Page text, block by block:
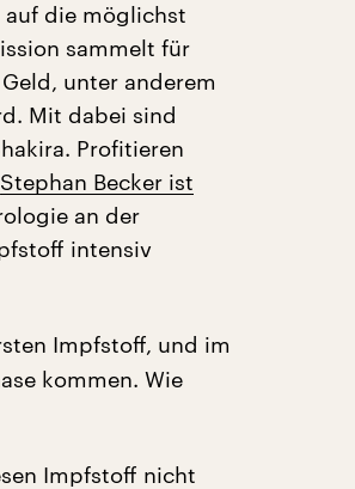
auf die möglichst
sammelt für
unter anderem
Mit dabei sind
Profitieren
Stephan Becker ist
an der
intensiv
Impfstoff, und im
kommen. Wie
Impfstoff nicht